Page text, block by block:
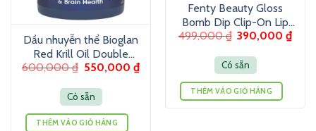
Dầu nhuyễn thể Bioglan
Red Krill Oil Double
Strength 1000mg 60
600,000₫ 550,000 ₫
Có sẵn
THÊM VÀO GIỎ HÀNG
Fenty Beauty Gloss
Bomb Dip Clip-On Lip
Luminizer 6g – Son
499,000₫ 390,000₫
Có sẵn
THÊM VÀO GIỎ HÀNG